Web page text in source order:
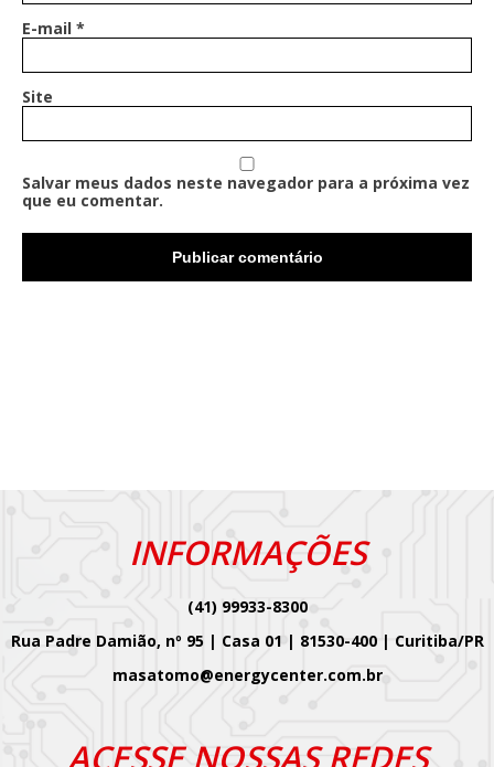
E-mail *
Site
Salvar meus dados neste navegador para a próxima vez
que eu comentar.
INFORMAÇÕES
(41) 99933-8300
Rua Padre Damião, nº 95 | Casa 01 | 81530-400 | Curitiba/PR
masatomo@energycenter.com.br
ACESSE NOSSAS REDES